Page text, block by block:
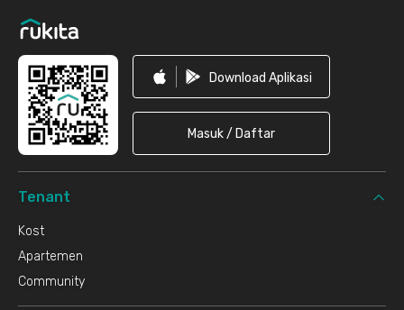
Download Aplikasi
Masuk / Daftar
Tenant
Kost
Apartemen
Community